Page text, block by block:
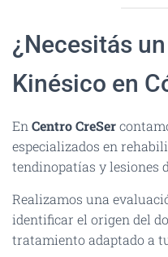
¿Necesitás
Kinésico en
En Centro CreSer
especializados en
tendinopatías y lesiones
Realizamos una
identificar el origen del
tratamiento adaptado a